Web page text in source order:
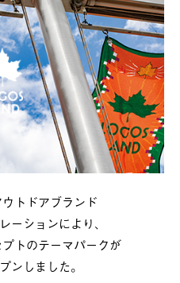
トドアブランド
ーションにより、
トのテーマパークが
ンしました。